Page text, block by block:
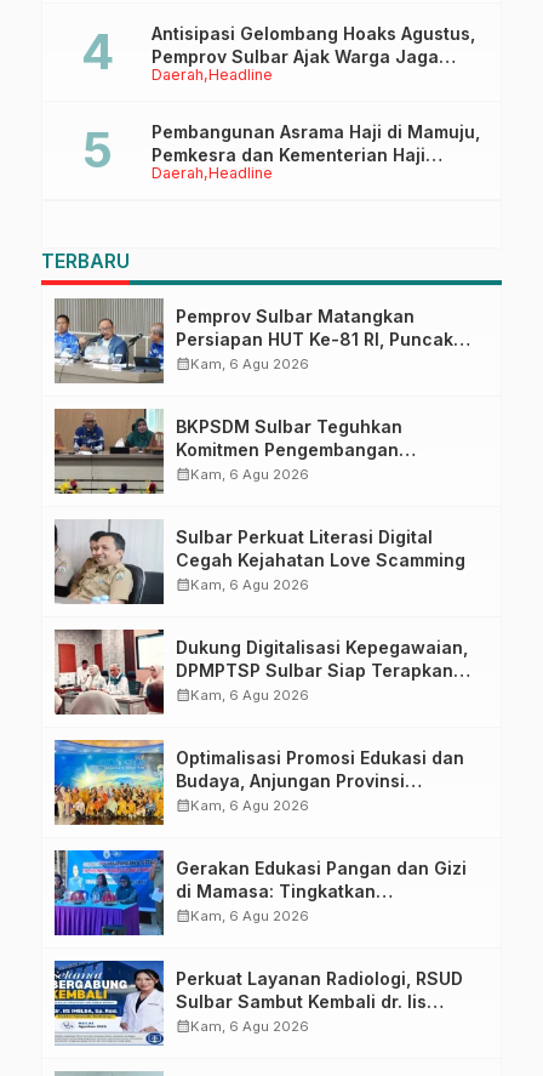
Daerah Headline
Antisipasi Gelombang Hoaks Agustus,
Pemprov Sulbar Ajak Warga Jaga
Ruang Digital
Daerah Headline
Pembangunan Asrama Haji di Mamuju,
Pemkesra dan Kementerian Haji
Sulbar Tinjau Lokasi
TERBARU
Pemprov Sulbar Matangkan
Persiapan HUT Ke-81 RI, Puncak
Upacara di Lapangan Ahmad
calendar_monthKam, 6 Agu 2026
BKPSDM Sulbar Teguhkan
Komitmen Pengembangan
Kompetensi ASN melalui
calendar_monthKam, 6 Agu 2026
Sulbar Perkuat Literasi Digital
Cegah Kejahatan Love Scamming
calendar_monthKam, 6 Agu 2026
Dukung Digitalisasi Kepegawaian,
DPMPTSP Sulbar Siap Terapkan
Aplikasi FLEKSI ASN
calendar_monthKam, 6 Agu 2026
Optimalisasi Promosi Edukasi dan
Budaya, Anjungan Provinsi
Sulawesi Barat Perkuat Kolaborasi
calendar_monthKam, 6 Agu 2026
Gerakan Edukasi Pangan dan Gizi
di Mamasa: Tingkatkan
Pengetahuan dan Keterampilan
calendar_monthKam, 6 Agu 2026
Perkuat Layanan Radiologi, RSUD
Sulbar Sambut Kembali dr. Iis
Imelda, Sp.Rad
calendar_monthKam, 6 Agu 2026